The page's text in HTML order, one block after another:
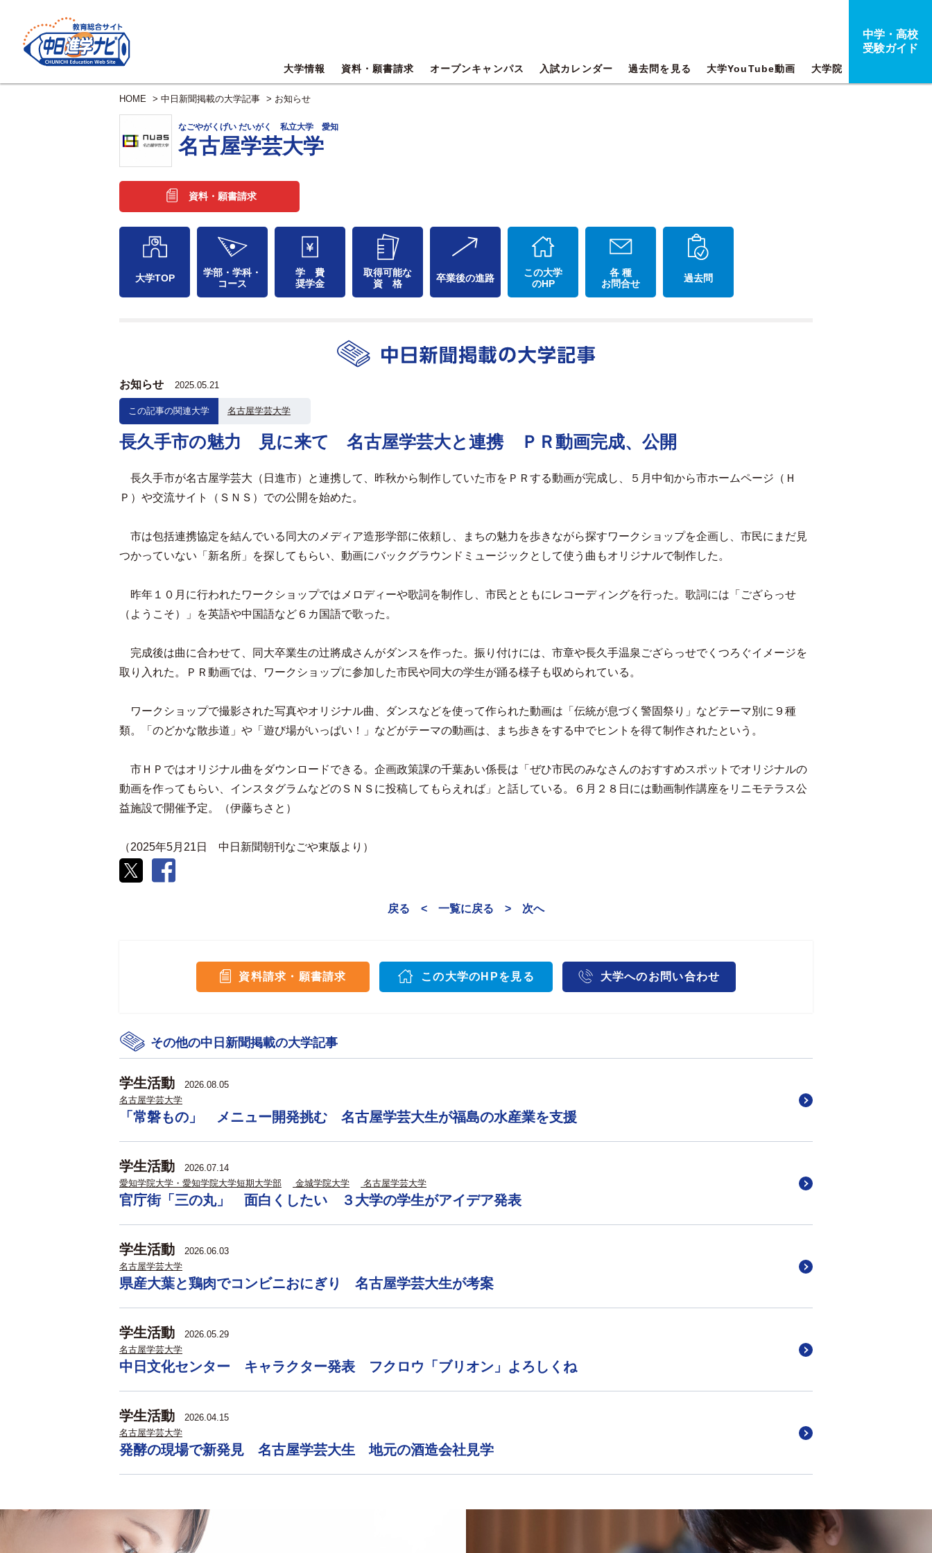
大学情報 資料・願書請求 オープンキャンパス 入試カレンダー 過去問を見る 大学YouTube動画 大学院
中学・高校
受験ガイド
HOME > 中日新聞掲載の大学記事 > お知らせ
なごやがくげい だいがく 私立大学 愛知
名古屋学芸大学
資料・願書請求
大学TOP
学部・学科・
コース
学 費
奨学金
取得可能な
資 格
卒業後の進路
この大学
のHP
各 種
お問合せ
過去問
お知らせ 2025.05.21
この記事の関連大学 名古屋学芸大学
長久手市の魅力 見に来て 名古屋学芸大と連携 ＰＲ動画完成、公開
長久手市が名古屋学芸大（日進市）と連携して、昨秋から制作していた市をＰＲする動画が完成し、５月中旬から市ホームページ（Ｈ
Ｐ）や交流サイト（ＳＮＳ）での公開を始めた。
市は包括連携協定を結んでいる同大のメディア造形学部に依頼し、まちの魅力を歩きながら探すワークショップを企画し、市民にまだ見
つかっていない「新名所」を探してもらい、動画にバックグラウンドミュージックとして使う曲もオリジナルで制作した。
昨年１０月に行われたワークショップではメロディーや歌詞を制作し、市民とともにレコーディングを行った。歌詞には「ござらっせ
（ようこそ）」を英語や中国語など６カ国語で歌った。
完成後は曲に合わせて、同大卒業生の辻將成さんがダンスを作った。振り付けには、市章や長久手温泉ござらっせでくつろぐイメージを
取り入れた。ＰＲ動画では、ワークショップに参加した市民や同大の学生が踊る様子も収められている。
ワークショップで撮影された写真やオリジナル曲、ダンスなどを使って作られた動画は「伝統が息づく警固祭り」などテーマ別に９種
類。「のどかな散歩道」や「遊び場がいっぱい！」などがテーマの動画は、まち歩きをする中でヒントを得て制作されたという。
市ＨＰではオリジナル曲をダウンロードできる。企画政策課の千葉あい係長は「ぜひ市民のみなさんのおすすめスポットでオリジナルの
動画を作ってもらい、インスタグラムなどのＳＮＳに投稿してもらえれば」と話している。６月２８日には動画制作講座をリニモテラス公
益施設で開催予定。（伊藤ちさと）
（2025年5月21日 中日新聞朝刊なごや東版より）
戻る < 一覧に戻る > 次へ
資料請求・願書請求 この大学のHPを見る 大学へのお問い合わせ
その他の中日新聞掲載の大学記事
学生活動
2026.08.05
名古屋学芸大学
「常磐もの」 メニュー開発挑む 名古屋学芸大生が福島の水産業を支援
学生活動
2026.07.14
愛知学院大学・愛知学院大学短期大学部
金城学院大学 名古屋学芸大学
官庁街「三の丸」 面白くしたい ３大学の学生がアイデア発表
学生活動
2026.06.03
名古屋学芸大学
県産大葉と鶏肉でコンビニおにぎり 名古屋学芸大生が考案
学生活動
2026.05.29
名古屋学芸大学
中日文化センター キャラクター発表 フクロウ「ブリオン」よろしくね
学生活動
2026.04.15
名古屋学芸大学
発酵の現場で新発見 名古屋学芸大生 地元の酒造会社見学